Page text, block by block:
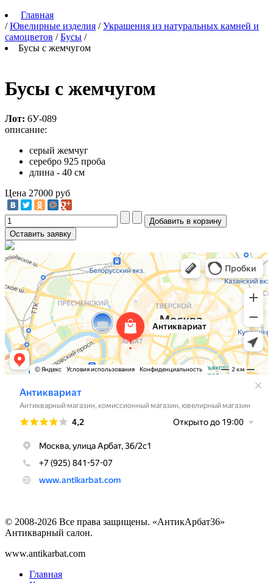
Главная
/ Ювелирные изделия / Украшения из натуральных камней и
самоцветов / Бусы /
Бусы с жемчугом
Бусы с жемчугом
Лот: 6У-089
описание:
серый жемчуг
серебро 925 проба
длина - 40 см
Цена 27000 руб
© 2008-2026 Все права защищены. «АнтикАрбат36»
Антикварный салон.
www.antikarbat.com
Главная